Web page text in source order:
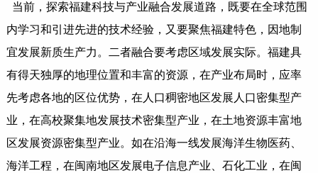
当前，探索福建科技与产业融合发展道路，既要在全球范围
内学习和引进先进的技术经验，又要聚焦福建特色，因地制
宜发展新质生产力。二者融合要考虑区域发展实际。福建具
有得天独厚的地理位置和丰富的资源，在产业布局时，应率
先考虑各地的区位优势，在人口稠密地区发展人口密集型产
业，在高校聚集地发展技术密集型产业，在土地资源丰富地
区发展资源密集型产业。如在沿海一线发展海洋生物医药、
海洋工程，在闽南地区发展电子信息产业、石化工业，在闽